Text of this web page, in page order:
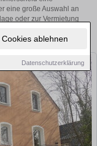
Cookies ablehnen
Datenschutzerklärung
eine große Auswahl an
oder zur Vermietung
Rommerscheid